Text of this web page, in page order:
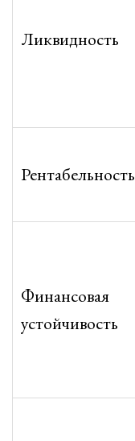
Ликвидность
Рентабельность
Финансовая
устойчивость